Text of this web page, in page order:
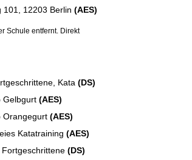
101, 12203 Berlin (AES)
Schule entfernt. Direkt
Kata (DS)
Gelbgurt (AES)
Orangegurt (AES)
Katatraining (AES)
(DS)